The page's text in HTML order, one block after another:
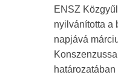
ENSZ
nyilvánította a
napjává